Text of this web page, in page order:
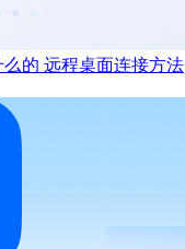
的 远程桌面连接方法